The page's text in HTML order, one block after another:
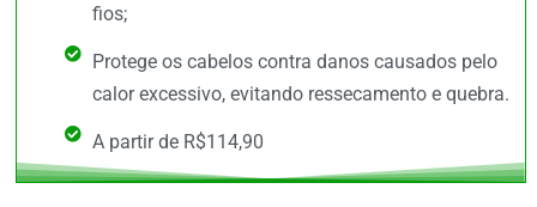
fios;
Protege os cabelos contra danos causados pelo
calor excessivo, evitando ressecamento e quebra.
A partir de R$114,90